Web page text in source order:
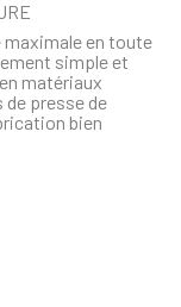
en toute
simple et
matériaux
presse de
bien